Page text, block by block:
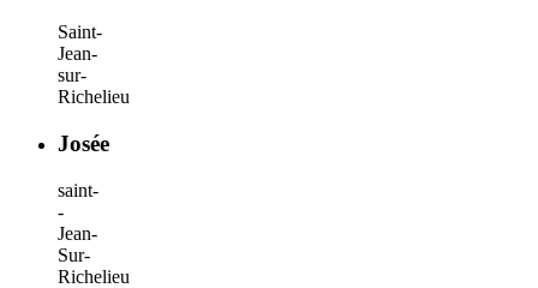
Saint-
Jean-
sur-
Richelieu
Josée
saint-
-
Jean-
Sur-
Richelieu